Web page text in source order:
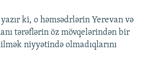
ki, o həmsədrlərin Yerevan və
tərəflərin öz mövqelərindən bir
niyyətində olmadıqlarını